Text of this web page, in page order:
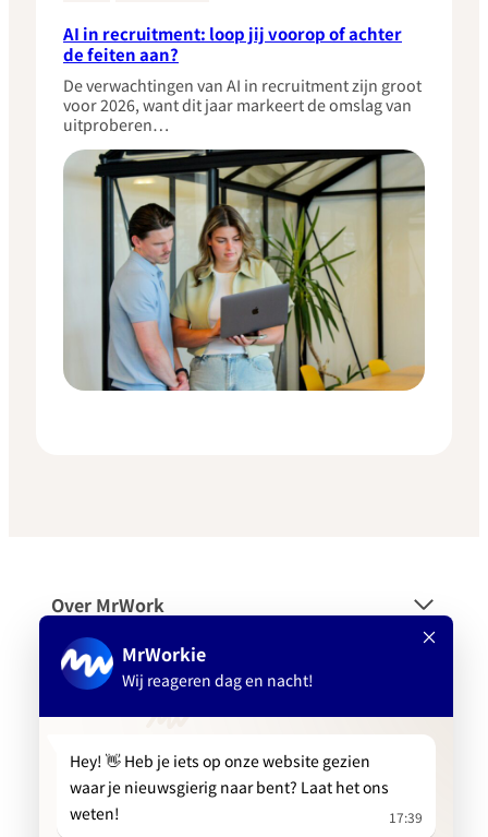
AI in recruitment: loop jij voorop of achter
de feiten aan?
​De verwachtingen van AI in recruitment zijn groot
voor 2026, want dit jaar markeert de omslag van
uitproberen…
Over MrWork
Voor wie
Platform